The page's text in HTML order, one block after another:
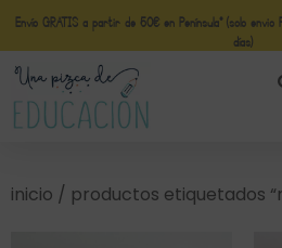
Envío GRATIS a partir de 50€ en Península* (solo
días)
inicio / productos etiquetados